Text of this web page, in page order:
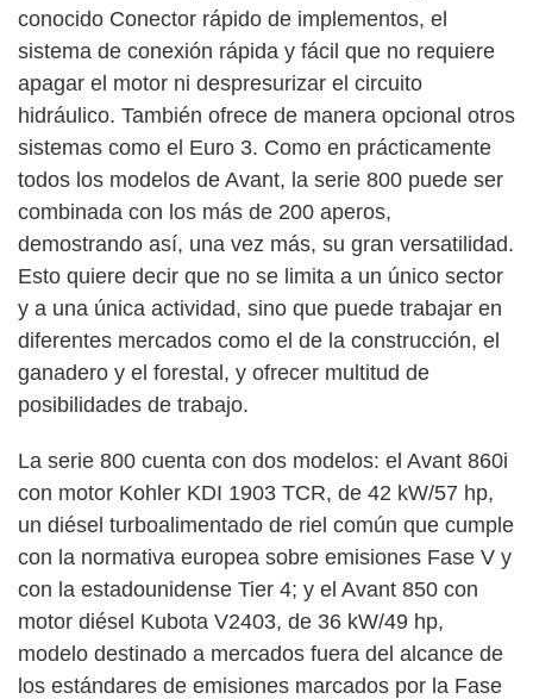
conocido Conector rápido de implementos, el
sistema de conexión rápida y fácil que no requiere
apagar el motor ni despresurizar el circuito
hidráulico. También ofrece de manera opcional otros
sistemas como el Euro 3. Como en prácticamente
todos los modelos de Avant, la serie 800 puede ser
combinada con los más de 200 aperos,
demostrando así, una vez más, su gran versatilidad.
Esto quiere decir que no se limita a un único sector
y a una única actividad, sino que puede trabajar en
diferentes mercados como el de la construcción, el
ganadero y el forestal, y ofrecer multitud de
posibilidades de trabajo.
La serie 800 cuenta con dos modelos: el Avant 860i
con motor Kohler KDI 1903 TCR, de 42 kW/57 hp,
un diésel turboalimentado de riel común que cumple
con la normativa europea sobre emisiones Fase V y
con la estadounidense Tier 4; y el Avant 850 con
motor diésel Kubota V2403, de 36 kW/49 hp,
modelo destinado a mercados fuera del alcance de
los estándares de emisiones marcados por la Fase